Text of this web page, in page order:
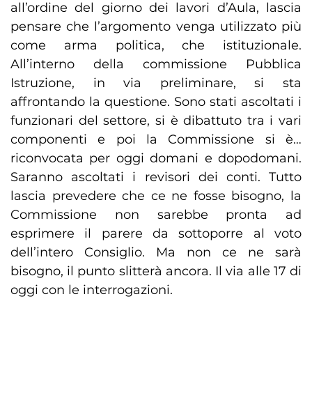
all’ordine del giorno dei lavori d’Aula, lascia
pensare che l’argomento venga utilizzato più
come arma politica, che istituzionale.
All’interno della commissione Pubblica
Istruzione, in via preliminare, si sta
affrontando la questione. Sono stati ascoltati i
funzionari del settore, si è dibattuto tra i vari
componenti e poi la Commissione si è…
riconvocata per oggi domani e dopodomani.
Saranno ascoltati i revisori dei conti. Tutto
lascia prevedere che ce ne fosse bisogno, la
Commissione non sarebbe pronta ad
esprimere il parere da sottoporre al voto
dell’intero Consiglio. Ma non ce ne sarà
bisogno, il punto slitterà ancora. Il via alle 17 di
oggi con le interrogazioni.